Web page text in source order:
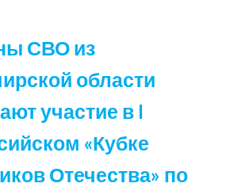
СВО из
области
участие в I
«Кубке
Отечества» по